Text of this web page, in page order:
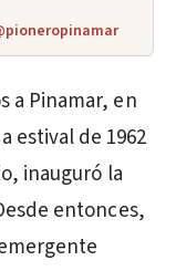
a Pinamar, en
estival de 1962
inauguró la
entonces,